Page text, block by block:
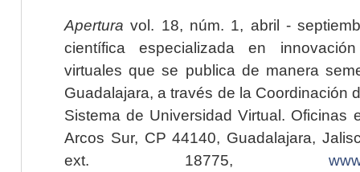
Apertura vol. 18, núm. 1, abril -
científica especializada en
virtuales que se publica de manera
Guadalajara, a través de la Coordinación
Sistema de Universidad Virtual. Oficinas
Arcos Sur, CP 44140, Guadalajara,
ext. 18775,